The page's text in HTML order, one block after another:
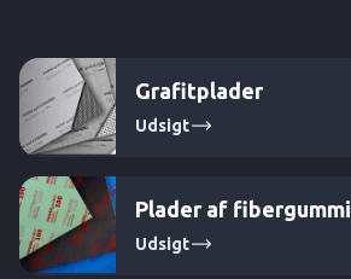
Grafitplader
Udsigt
Plader af fibergummi
Udsigt